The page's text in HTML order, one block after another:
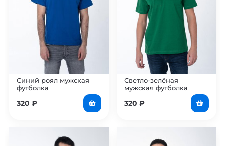
Синий роял мужская
футболка
320 ₽
Светло-зелёная
мужская футболка
320 ₽